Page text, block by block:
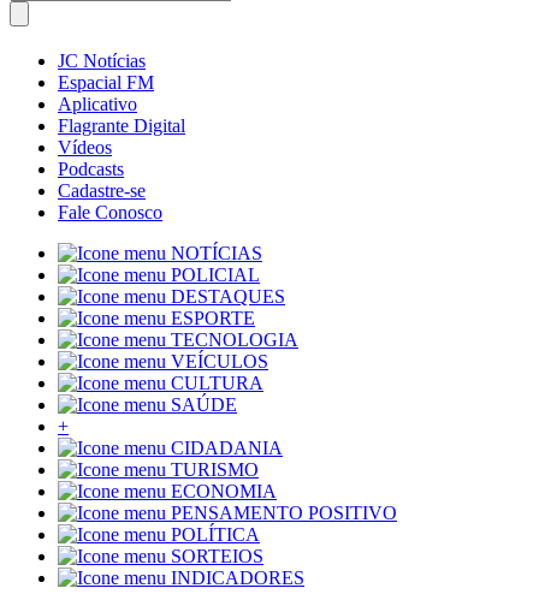
JC Notícias
Espacial FM
Aplicativo
Flagrante Digital
Vídeos
Podcasts
Cadastre-se
Fale Conosco
NOTÍCIAS
POLICIAL
DESTAQUES
ESPORTE
TECNOLOGIA
VEÍCULOS
CULTURA
SAÚDE
+
CIDADANIA
TURISMO
ECONOMIA
PENSAMENTO POSITIVO
POLÍTICA
SORTEIOS
INDICADORES